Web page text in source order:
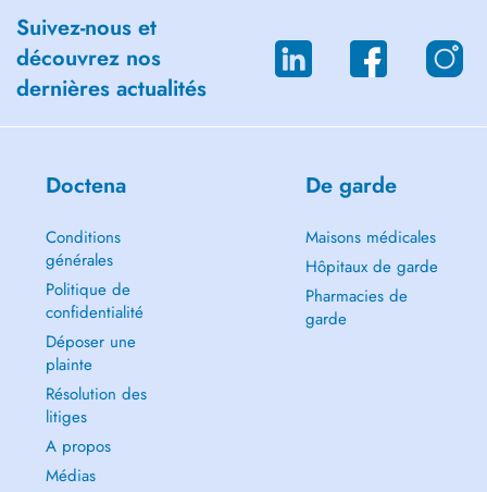
Suivez-nous et
découvrez nos
dernières actualités
Doctena
Conditions
générales
Politique de
confidentialité
Déposer une
plainte
Résolution des
litiges
A propos
Médias
De garde
Maisons médicales
Hôpitaux de garde
Pharmacies de
garde